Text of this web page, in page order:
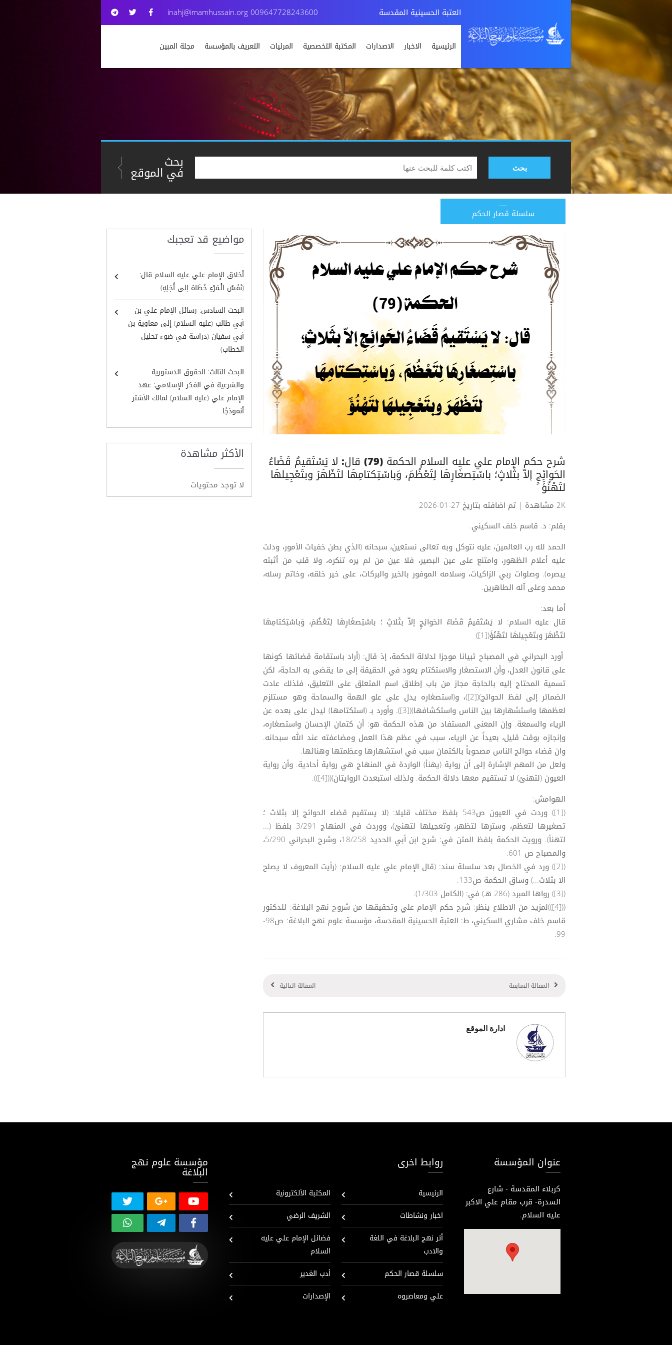
العتبة الحسينية المقدسة 009647728243600
inahj@imamhussain.org
الرئيسية الاخبار الاصدارات المكتبة التخصصية المرئيات التعريف بالمؤسسة مجلة المبين
بحث بحث
في الموقع
سلسلة قصار الحكم
شرح حكم الإمام علي عليه السلام الحكمة (79) قال: لا يَسْتَقيمُ قَضَاءُ
الحَوائِجِِ إلاّ بثَلاثٍ؛ باسْتِصغَارِهَا لِتَعْظُمَ، وَباسْتِكتامِهَا لتَظْهَرَ وبتَعْجِيلهَا
لتَهْنُؤَ
2K مشاهدة
| تم اضافته بتاريخ 27-01-2026
بقلم: د. قاسم خلف السكيني.
الحمد لله رب العالمين، عليه نتوكل وبه تعالى نستعين، سبحانه (الذي بطن خفيات الأمور، ودلت
عليه أعلام الظهور، وامتنع على عين البصير، فلا عين من لم يره تنكره، ولا قلب من أثبته
يبصره). وصلوات ربي الزاكيات، وسلامه الموفور بالخير والبركات، على خير خلقه، وخاتم رسله،
محمد وعلى آله الطاهرين.
أما بعد:
قال عليه السلام: لا يَسْتَقيمُ قَضَاءُ الحَوائِجِِ إلاّ بثَلاثٍ ؛ باسْتِصغَارِهَا لِتَعْظُمَ، وَباسْتِكتامِهَا
لتَظْهَرَ وبتَعْجِيلهَا لتَهْنُؤَ([1])
أورد البحراني في المصباح تبيانا موجزا لدلالة الحكمة، إذ قال: (أراد باستقامة قضائها كونها
على قانون العدل، وأن الاستصغار والاستكتام يعود في الحقيقة إلى ما يقضى به الحاجة، لكن
تسمية المحتاج إليه بالحاجة مجاز من باب إطلاق اسم المتعلق على التعليق، فلذلك عادت
الضمائر إلى لفظ الحوائج)([2])، و(استصغاره يدل على علو الهمة والسماحة وهو مستلزم
لعظمها واستشهارها بين الناس واستكشافها)([3]). وأورد بـ (استكتامها) ليدل على بعده عن
الرياء والسمعة. وإن المعنى المستفاد من هذه الحكمة هو: أن كتمان الإحسان واستصغاره،
وإنجازه بوقت قليل، بعيداً عن الرياء، سبب في عظم هذا العمل ومضاعفته عند الله سبحانه.
وان قضاء حوائج الناس مصحوباً بالكتمان سبب في استشهارها وعظمتها وهنائها.
ولعل من المهم الإشارة إلى أن رواية (يهنأ) الواردة في المنهاج هي رواية أحادية. وأن رواية
العيون (لتهنئ) لا تستقيم معها دلالة الحكمة. ولذلك استبعدت الروايتان)(([4])).
الهوامش:
([1]) وردت في العيون ص543 بلفظ مختلف قليلا: (لا يستقيم قضاء الحوائج إلا بثلاث ؛
تصغيرها لتعظم، وسترها لتظهر، وتعجيلها لتهنئ)، ووردت في المنهاج 3/291 بلفظ (...
لتهنأ). ورويت الحكمة بلفظ المتن في: شرح ابن أبي الحديد 18/258، وشرح البحراني 5/290،
والمصباح ص 601.
([2]) ورد في الخصال بعد سلسلة سند: (قال الإمام علي عليه السلام: (رأيت المعروف لا يصلح
الا بثلاث...) وساق الحكمة ص133.
([3]) رواها المبرد (286 هـ) في: (الكامل 1/303).
(([4]))لمزيد من الاطلاع ينظر: شرح حكم الإمام علي وتحقيقها من شروح نهج البلاغة: للدكتور
قاسم خلف مشاري السكيني، ط: العتبة الحسينية المقدسة، مؤسسة علوم نهج البلاغة: ص98-
99.
المقالة السابقة المقالة التالية
ادارة الموقع
مواضيع قد تعجبك
أخلاق الإمام علي عليه السلام قال:
(نَفَسُ الْـمَرْءِ خُطَاهُ إلى أَجَلِهِ)
البحث السادس: رسائل الإمام علي بن
أبي طالب (عليه السلام) إلى معاوية بن
أبي سفيان (دراسة في ضوء تحليل
الخطاب)
البحث الثالث: الحقوق الدستورية
والشرعية في الفكر الإسلامي: عهد
الإمام علي (عليه السلام) لمالك الأشتر
أنموذجًا
الأكثر مشاهدة
لا توجد محتويات
عنوان المؤسسة
كربلاء المقدسة - شارع
السدرة- قرب مقام علي الاكبر
عليه السلام.
روابط اخرى
الرئيسية
اخبار ونشاطات
أثر نهج البلاغة في اللغة
والادب
سلسلة قصار الحكم
علي ومعاصروه
المكتبة الألكترونية
الشريف الرضي
فضائل الإمام علي عليه
السلام
أدب الغدير
الإصدارات
مؤسسة علوم نهج
البلاغة